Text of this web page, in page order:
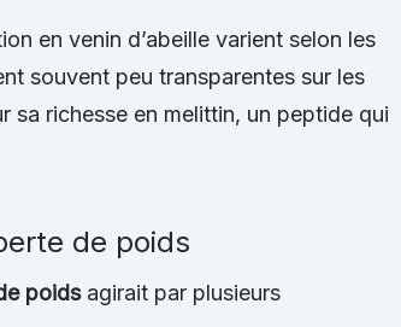
en venin d’abeille varient selon les
souvent peu transparentes sur les
sa richesse en melittin, un peptide qui
de poids
poidsagirait par plusieurs